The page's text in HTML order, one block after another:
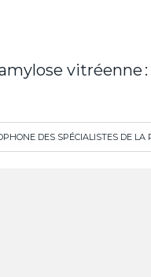
vitréenne :
DES SPÉCIALISTES DE LA